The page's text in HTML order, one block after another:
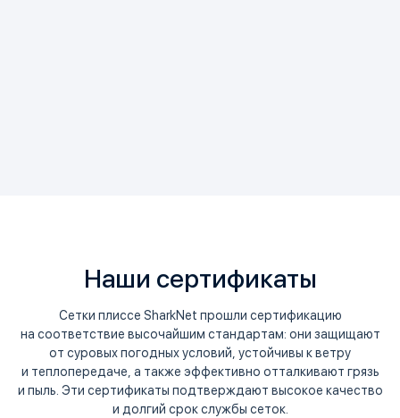
Наши сертификаты
Сетки плиссе SharkNet прошли сертификацию
на соответствие высочайшим стандартам: они защищают
от суровых погодных условий, устойчивы к ветру
и теплопередаче, а также эффективно отталкивают грязь
и пыль. Эти сертификаты подтверждают высокое качество
и долгий срок службы сеток.